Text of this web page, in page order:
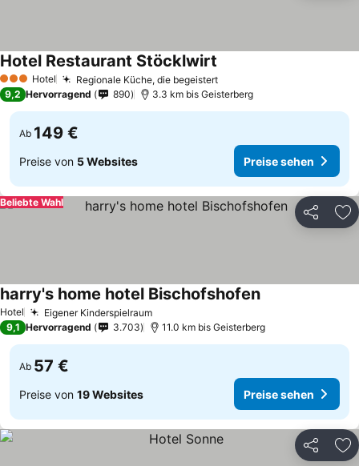
3 SterneHotel Regionale Küche, die begeistert
Hotel Restaurant Stöcklwirt
9,2 Hervorragend 890 3.3 km bis Geisterberg
Ab 149 €
Preise von 5 Websites Preise sehen
Teilen
Beliebte Wahl
Hotel Eigener Kinderspielraum
harry's home hotel Bischofshofen
9,1 Hervorragend 3.703 11.0 km bis Geisterberg
Ab 57 €
Preise von 19 Websites Preise sehen
Teilen